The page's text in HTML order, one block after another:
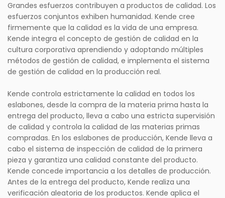
Grandes esfuerzos contribuyen a productos de calidad. Los
esfuerzos conjuntos exhiben humanidad. Kende cree
firmemente que la calidad es la vida de una empresa.
Kende integra el concepto de gestión de calidad en la
cultura corporativa aprendiendo y adoptando múltiples
métodos de gestión de calidad, e implementa el sistema
de gestión de calidad en la producción real.
Kende controla estrictamente la calidad en todos los
eslabones, desde la compra de la materia prima hasta la
entrega del producto, lleva a cabo una estricta supervisión
de calidad y controla la calidad de las materias primas
compradas. En los eslabones de producción, Kende lleva a
cabo el sistema de inspección de calidad de la primera
pieza y garantiza una calidad constante del producto.
Kende concede importancia a los detalles de producción.
Antes de la entrega del producto, Kende realiza una
verificación aleatoria de los productos. Kende aplica el